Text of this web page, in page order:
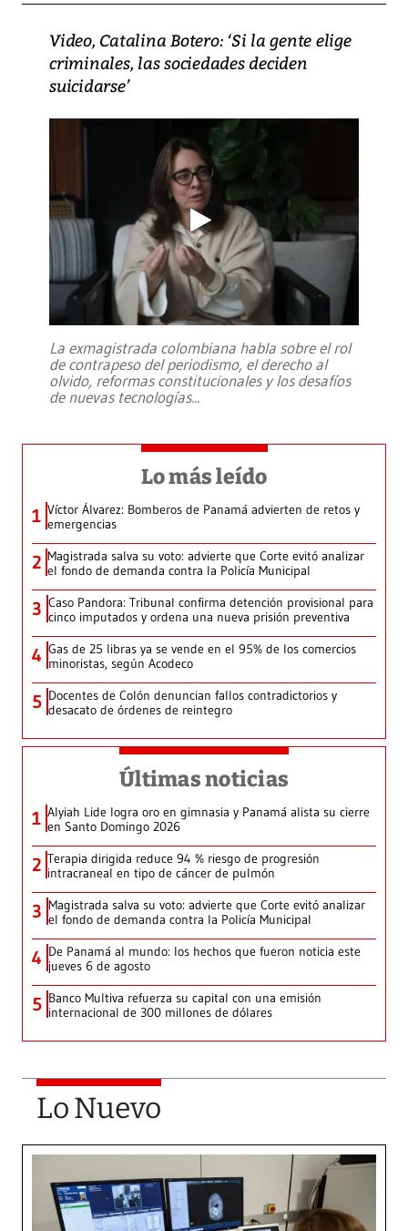
Video, Catalina Botero: ‘Si la gente elige
criminales, las sociedades deciden
suicidarse’
La exmagistrada colombiana habla sobre el rol
de contrapeso del periodismo, el derecho al
olvido, reformas constitucionales y los desafíos
de nuevas tecnologías...
Lo más leído
1 Víctor Álvarez: Bomberos de Panamá advierten de retos y
emergencias
2 Magistrada salva su voto: advierte que Corte evitó analizar
el fondo de demanda contra la Policía Municipal
3 Caso Pandora: Tribunal confirma detención provisional para
cinco imputados y ordena una nueva prisión preventiva
4 Gas de 25 libras ya se vende en el 95% de los comercios
minoristas, según Acodeco
5 Docentes de Colón denuncian fallos contradictorios y
desacato de órdenes de reintegro
Últimas noticias
1 Alyiah Lide logra oro en gimnasia y Panamá alista su cierre
en Santo Domingo 2026
2 Terapia dirigida reduce 94 % riesgo de progresión
intracraneal en tipo de cáncer de pulmón
3 Magistrada salva su voto: advierte que Corte evitó analizar
el fondo de demanda contra la Policía Municipal
4 De Panamá al mundo: los hechos que fueron noticia este
jueves 6 de agosto
5 Banco Multiva refuerza su capital con una emisión
internacional de 300 millones de dólares
Lo Nuevo